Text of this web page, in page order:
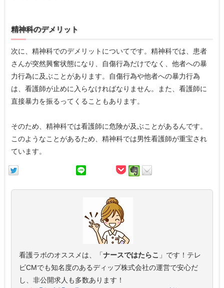
精神科のデメリット
次に、精神科でのデメリットについてです。精神科では、患者
さんが突然興奮状態になり、自傷行為だけでなく、他者への暴
力行為に及ぶことがあります。自傷行為や他者への暴力行為
は、看護師が止めに入らなければなりません。また、看護師に
直接暴力を振るってくることもあります。
そのため、精神科では看護師に危険が及ぶことがあるんです。
このようなことがあるため、精神科では男性看護師が重宝され
ています。
看護ラボのオススメは、「ナースではたらこ 」です！テレ
ビCMでも知名度のあるディップ株式会社の運営で安心だ
し、非公開求人も多数あります！